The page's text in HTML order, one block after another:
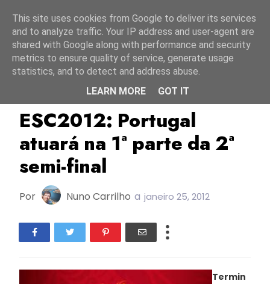
Portugal Sorteio
ESC2012: Portugal
atuará na 1ª parte da 2ª
semi-final
Por Nuno Carrilho a janeiro 25, 2012
Termin
This site uses cookies from Google to deliver its services
and to analyze traffic. Your IP address and user-agent are
shared with Google along with performance and security
metrics to ensure quality of service, generate usage
statistics, and to detect and address abuse.
LEARN MORE
GOT IT